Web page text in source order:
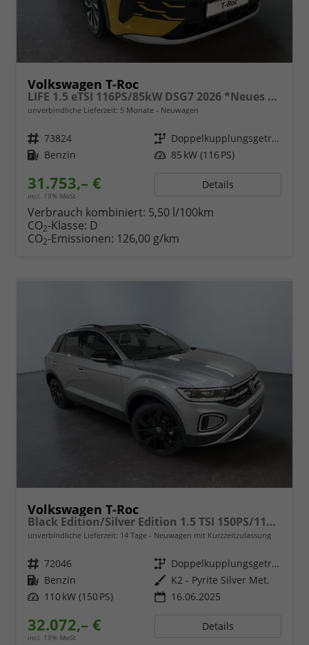
Volkswagen T-Roc
LIFE 1.5 eTSI 116PS/85kW DSG7 2026 *Neues Modell*
unverbindliche Lieferzeit: 5 Monate Neuwagen
Fahrzeugnr. 73824 Getriebe
Doppelkupplungsgetriebe (DSG)
Kraftstoff Benzin Leistung 85 kW (116 PS)
31.753,– €
incl. 19% MwSt.
Details
Verbrauch kombiniert: 5,50 l/100km
CO2-Klasse: D
CO2-Emissionen: 126,00 g/km
Volkswagen T-Roc
Black Edition/Silver Edition 1.5 TSI 150PS/110kW DSG 2025 +Black Paket+19"ALU+MATRIX+PANO
unverbindliche Lieferzeit: 14 Tage Neuwagen mit Kurzzeitzulassung
Fahrzeugnr. 72046 Getriebe
Doppelkupplungsgetriebe (DSG)
Kraftstoff Benzin Außenfarbe K2 - Pyrite Silver Met.
Leistung 110 kW (150 PS) 16.06.2025
32.072,– €
incl. 19% MwSt.
Details